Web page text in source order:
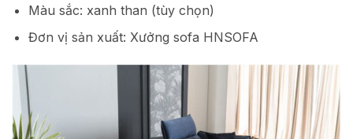
Màu sắc: xanh than (tùy chọn)
Đơn vị sản xuất: Xưởng sofa HNSOFA